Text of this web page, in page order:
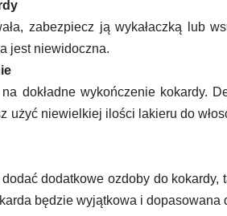
zabezpiecz ją wykałaczką lub
jest niewidoczna.
na dokładne wykończenie kokardy.
użyć niewielkiej ilości lakieru do
dodatkowe ozdoby do kokardy,
będzie wyjątkowa i dopasowana